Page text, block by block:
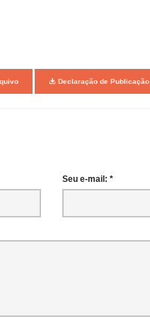
Declaração de Publicação
Seu e-mail: *